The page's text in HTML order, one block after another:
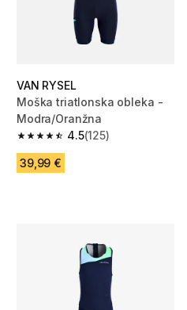
VAN RYSEL
Moška triatlonska obleka -
Modra/Oranžna
4.5
4.5 od 5 zvezdic from 125
(125)
39,99 €